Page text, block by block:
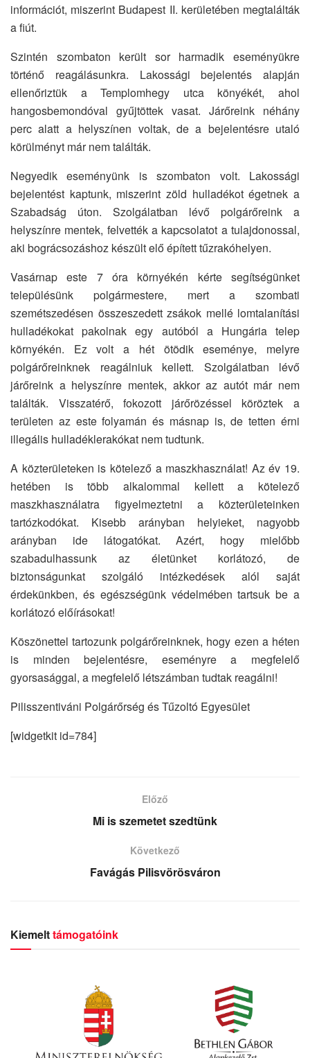
információt, miszerint Budapest II. kerületében megtalálták
a fiút.
Szintén szombaton került sor harmadik eseményükre
történő reagálásunkra. Lakossági bejelentés alapján
ellenőriztük a Templomhegy utca könyékét, ahol
hangosbemondóval gyűjtöttek vasat. Járőreink néhány
perc alatt a helyszínen voltak, de a bejelentésre utaló
körülményt már nem találták.
Negyedik eseményünk is szombaton volt. Lakossági
bejelentést kaptunk, miszerint zöld hulladékot égetnek a
Szabadság úton. Szolgálatban lévő polgárőreink a
helyszínre mentek, felvették a kapcsolatot a tulajdonossal,
aki bográcsozáshoz készült elő épített tűzrakóhelyen.
Vasárnap este 7 óra környékén kérte segítségünket
településünk polgármestere, mert a szombati
szemétszedésen összeszedett zsákok mellé lomtalanítási
hulladékokat pakolnak egy autóból a Hungária telep
környékén. Ez volt a hét ötödik eseménye, melyre
polgárőreinknek reagálniuk kellett. Szolgálatban lévő
járőreink a helyszínre mentek, akkor az autót már nem
találták. Visszatérő, fokozott járőrözéssel köröztek a
területen az este folyamán és másnap is, de tetten érni
illegális hulladéklerakókat nem tudtunk.
A közterületeken is kötelező a maszkhasználat! Az év 19.
hetében is több alkalommal kellett a kötelező
maszkhasználatra figyelmeztetni a közterületeinken
tartózkodókat. Kisebb arányban helyieket, nagyobb
arányban ide látogatókat. Azért, hogy mielőbb
szabadulhassunk az életünket korlátozó, de
biztonságunkat szolgáló intézkedések alól saját
érdekünkben, és egészségünk védelmében tartsuk be a
korlátozó előírásokat!
Köszönettel tartozunk polgárőreinknek, hogy ezen a héten
is minden bejelentésre, eseményre a megfelelő
gyorsasággal, a megfelelő létszámban tudtak reagálni!
Pilisszentiváni Polgárőrség és Tűzoltó Egyesület
[widgetkit id=784]
Előző
Mi is szemetet szedtünk
Következő
Favágás Pilisvörösváron
Kiemelttámogatóink